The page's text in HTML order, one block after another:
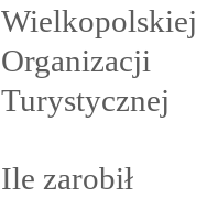
Wielkopolskiej
Organizacji
Turystycznej
Ile zarobił